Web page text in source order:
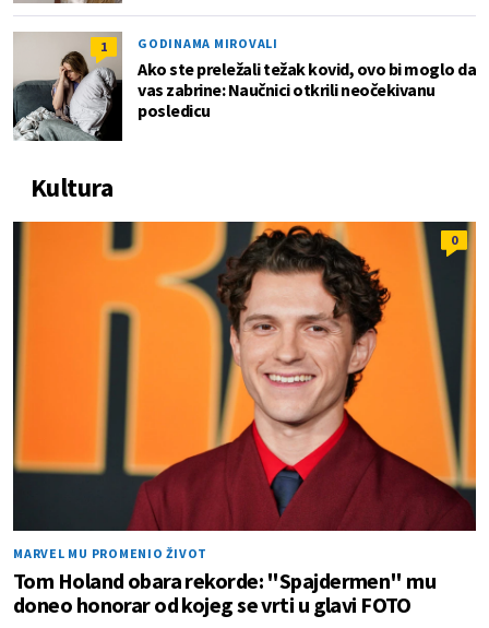
1 GODINAMA MIROVALI
Ako ste preležali težak kovid, ovo bi moglo da
vas zabrine: Naučnici otkrili neočekivanu
posledicu
Kultura
0
MARVEL MU PROMENIO ŽIVOT
Tom Holand obara rekorde: "Spajdermen" mu
doneo honorar od kojeg se vrti u glavi FOTO